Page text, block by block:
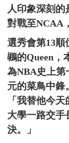
人印象深刻
對戰至NCAA
選秀會第13順
鶘的Queen，
為NBA史上第
元的菜鳥中鋒
「我替他今
大學一路交手
決。」